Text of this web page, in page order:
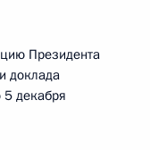
Президента
доклада
5 декабря